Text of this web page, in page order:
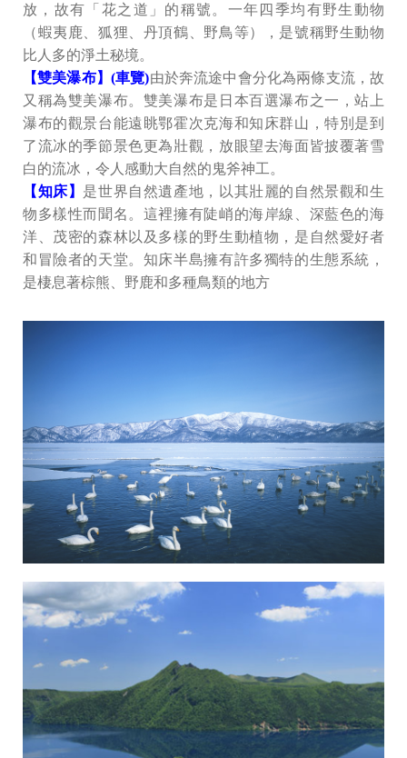
放，故有「花之道」的稱號。一年四季均有野生動物
（蝦夷鹿、狐狸、丹頂鶴、野鳥等），是號稱野生動物
比人多的淨土秘境。
【雙美瀑布】(車覽)由於奔流途中會分化為兩條支流，故
又稱為雙美瀑布。雙美瀑布是日本百選瀑布之一，站上
瀑布的觀景台能遠眺鄂霍次克海和知床群山，特別是到
了流冰的季節景色更為壯觀，放眼望去海面皆披覆著雪
白的流冰，令人感動大自然的鬼斧神工。
【知床】 是世界自然遺產地，以其壯麗的自然景觀和生
物多樣性而聞名。這裡擁有陡峭的海岸線、深藍色的海
洋、茂密的森林以及多樣的野生動植物，是自然愛好者
和冒險者的天堂。知床半島擁有許多獨特的生態系統，
是棲息著棕熊、野鹿和多種鳥類的地方